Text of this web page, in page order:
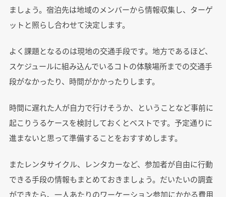
ましょう。宿泊先は地域のメンバーから情報収集し、ターゲ
ットと照らし合わせて決定します。
よく課題となるのは現地の交通手段です。地方であるほど、
スケジュールに組み込んでいるコトの体験場所までの交通手
段がなかったり、時間がかかったりします。
時間に遅れた人が自力で行けそうか、ということなど事前に
起こりうるケースを検討しておくとベストです。予定通りに
進まないと思って準備することをおすすめします。
またレンタサイクル、レンタカーなど、参加者が自由に行動
できる手段の情報もまとめておきましょう。だいたいの調査
ができたら、一人あたりのワーケーション参加にかかる費用